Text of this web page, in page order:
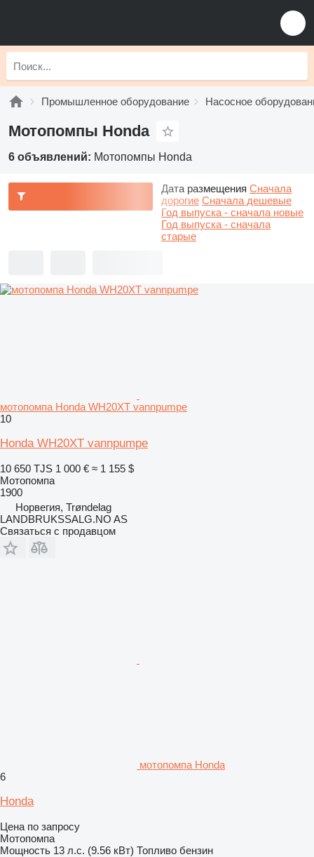
Промышленное оборудование Насосное
Мотопомпы Honda
6 объявлений: Мотопомпы Honda
Дата размещения Сначала
дорогие Сначала дешевые
Год выпуска - сначала новые
Год выпуска - сначала
старые
мотопомпа Honda WH20XT vannpumpe
10
Honda WH20XT vannpumpe
10 650 TJS 1 000 € ≈ 1 155 $
Мотопомпа
1900
Норвегия, Trøndelag
LANDBRUKSSALG.NO AS
Связаться с продавцом
мотопомпа Honda
6
Honda
Цена по запросу
Мотопомпа
Мощность 13 л.с. (9.56 кВт) Топливо бензин